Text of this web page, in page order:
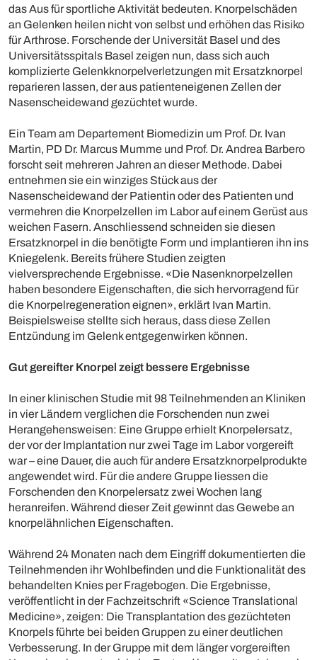
das Aus für sportliche Aktivität bedeuten. Knorpelschäden
an Gelenken heilen nicht von selbst und erhöhen das Risiko
für Arthrose. Forschende der Universität Basel und des
Universitätsspitals Basel zeigen nun, dass sich auch
komplizierte Gelenkknorpelverletzungen mit Ersatzknorpel
reparieren lassen, der aus patienteneigenen Zellen der
Nasenscheidewand gezüchtet wurde.
Ein Team am Departement Biomedizin um Prof. Dr. Ivan
Martin, PD Dr. Marcus Mumme und Prof. Dr. Andrea Barbero
forscht seit mehreren Jahren an dieser Methode. Dabei
entnehmen sie ein winziges Stück aus der
Nasenscheidewand der Patientin oder des Patienten und
vermehren die Knorpelzellen im Labor auf einem Gerüst aus
weichen Fasern. Anschliessend schneiden sie diesen
Ersatzknorpel in die benötigte Form und implantieren ihn ins
Kniegelenk. Bereits frühere Studien zeigten
vielversprechende Ergebnisse. «Die Nasenknorpelzellen
haben besondere Eigenschaften, die sich hervorragend für
die Knorpelregeneration eignen», erklärt Ivan Martin.
Beispielsweise stellte sich heraus, dass diese Zellen
Entzündung im Gelenk entgegenwirken können.
Gut gereifter Knorpel zeigt bessere Ergebnisse
In einer klinischen Studie mit 98 Teilnehmenden an Kliniken
in vier Ländern verglichen die Forschenden nun zwei
Herangehensweisen: Eine Gruppe erhielt Knorpelersatz,
der vor der Implantation nur zwei Tage im Labor vorgereift
war – eine Dauer, die auch für andere Ersatzknorpelprodukte
angewendet wird. Für die andere Gruppe liessen die
Forschenden den Knorpelersatz zwei Wochen lang
heranreifen. Während dieser Zeit gewinnt das Gewebe an
knorpelähnlichen Eigenschaften.
Während 24 Monaten nach dem Eingriff dokumentierten die
Teilnehmenden ihr Wohlbefinden und die Funktionalität des
behandelten Knies per Fragebogen. Die Ergebnisse,
veröffentlicht in der Fachzeitschrift «Science Translational
Medicine», zeigen: Die Transplantation des gezüchteten
Knorpels führte bei beiden Gruppen zu einer deutlichen
Verbesserung. In der Gruppe mit dem länger vorgereiften